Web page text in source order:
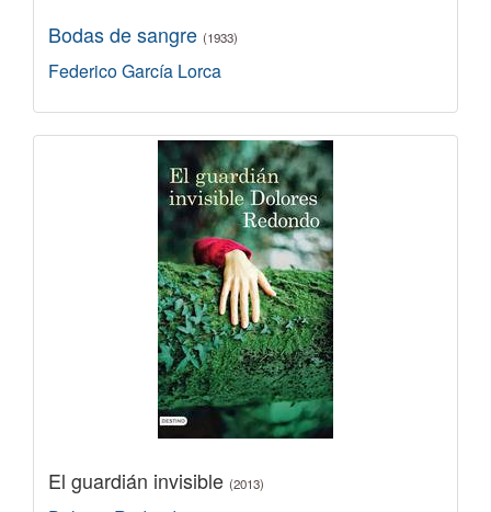
Bodas de sangre (1933)
Federico García Lorca
El guardián invisible (2013)